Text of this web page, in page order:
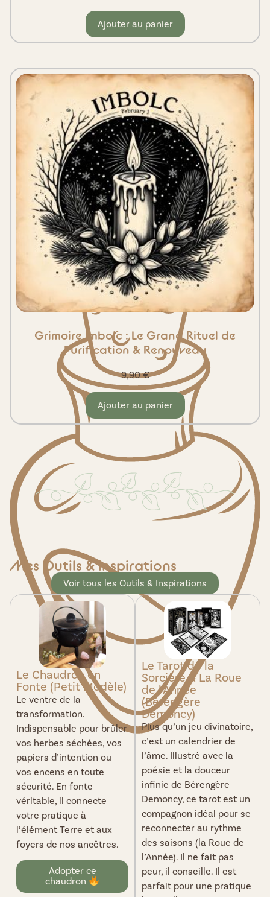
Ajouter au panier
Grimoire Imbolc : Le Grand Rituel de
Purification & Renouveau
9,90€
Ajouter au panier
Mes Outils & Inspirations
Voir tous les Outils & Inspirations
Le Chaudron en
Fonte (Petit Modèle)
Le ventre de la
transformation.
Indispensable pour brûler
vos herbes séchées, vos
papiers d’intention ou
vos encens en toute
sécurité. En fonte
véritable, il connecte
votre pratique à
l’élément Terre et aux
foyers de nos ancêtres.
Adopter ce
chaudron
Le Tarot de la
Sorcière & La Roue
de l'Année
(Bérengère
Demoncy)
Plus qu’un jeu divinatoire,
c’est un calendrier de
l’âme. Illustré avec la
poésie et la douceur
infinie de Bérengère
Demoncy, ce tarot est un
compagnon idéal pour se
reconnecter au rythme
des saisons (la Roue de
l’Année). Il ne fait pas
peur, il conseille. Il est
parfait pour une pratique